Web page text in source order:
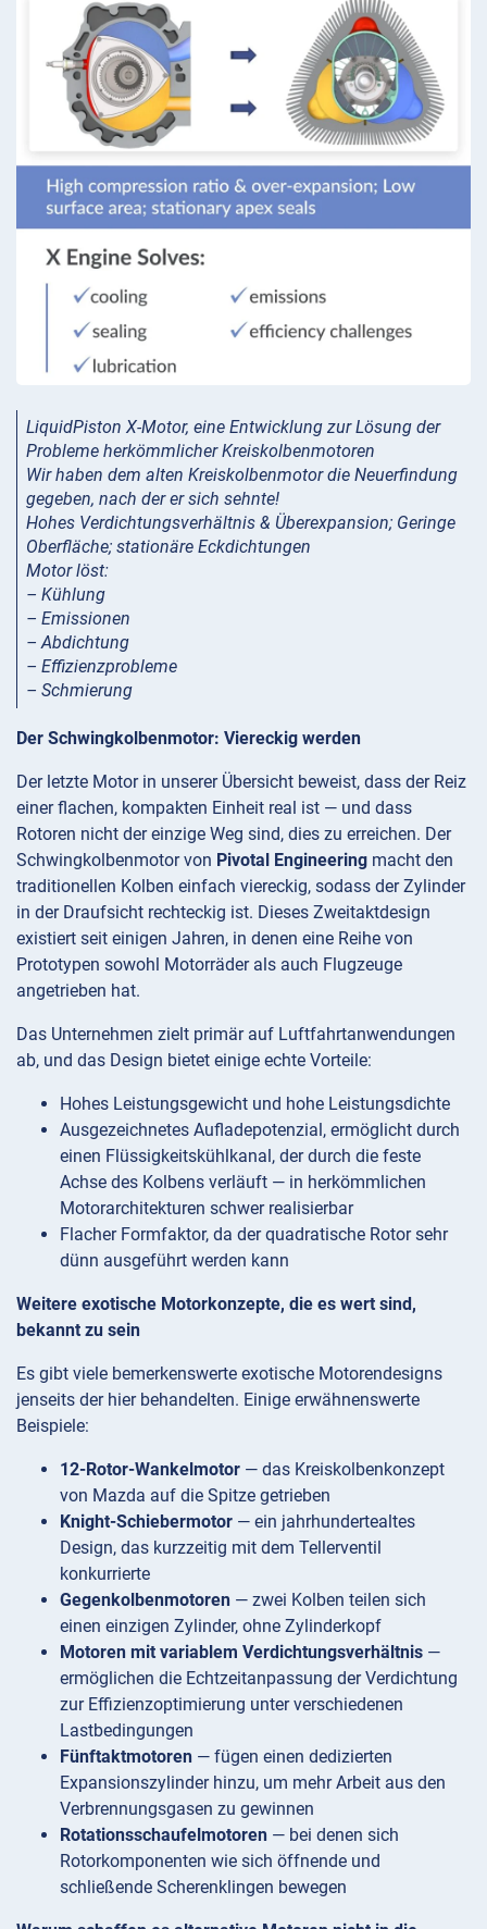
LiquidPiston X-Motor, eine Entwicklung zur Lösung der
Probleme herkömmlicher Kreiskolbenmotoren
Wir haben dem alten Kreiskolbenmotor die Neuerfindung
gegeben, nach der er sich sehnte!
Hohes Verdichtungsverhältnis & Überexpansion; Geringe
Oberfläche; stationäre Eckdichtungen
Motor löst:
– Kühlung
– Emissionen
– Abdichtung
– Effizienzprobleme
– Schmierung
Der Schwingkolbenmotor: Viereckig werden
Der letzte Motor in unserer Übersicht beweist, dass der Reiz
einer flachen, kompakten Einheit real ist — und dass
Rotoren nicht der einzige Weg sind, dies zu erreichen. Der
Schwingkolbenmotor von Pivotal Engineering macht den
traditionellen Kolben einfach viereckig, sodass der Zylinder
in der Draufsicht rechteckig ist. Dieses Zweitaktdesign
existiert seit einigen Jahren, in denen eine Reihe von
Prototypen sowohl Motorräder als auch Flugzeuge
angetrieben hat.
Das Unternehmen zielt primär auf Luftfahrtanwendungen
ab, und das Design bietet einige echte Vorteile:
Hohes Leistungsgewicht und hohe Leistungsdichte
Ausgezeichnetes Aufladepotenzial, ermöglicht durch
einen Flüssigkeitskühlkanal, der durch die feste
Achse des Kolbens verläuft — in herkömmlichen
Motorarchitekturen schwer realisierbar
Flacher Formfaktor, da der quadratische Rotor sehr
dünn ausgeführt werden kann
Weitere exotische Motorkonzepte, die es wert sind,
bekannt zu sein
Es gibt viele bemerkenswerte exotische Motorendesigns
jenseits der hier behandelten. Einige erwähnenswerte
Beispiele:
12-Rotor-Wankelmotor — das Kreiskolbenkonzept
von Mazda auf die Spitze getrieben
Knight-Schiebermotor — ein jahrhundertealtes
Design, das kurzzeitig mit dem Tellerventil
konkurrierte
Gegenkolbenmotoren — zwei Kolben teilen sich
einen einzigen Zylinder, ohne Zylinderkopf
Motoren mit variablem Verdichtungsverhältnis —
ermöglichen die Echtzeitanpassung der Verdichtung
zur Effizienzoptimierung unter verschiedenen
Lastbedingungen
Fünftaktmotoren — fügen einen dedizierten
Expansionszylinder hinzu, um mehr Arbeit aus den
Verbrennungsgasen zu gewinnen
Rotationsschaufelmotoren — bei denen sich
Rotorkomponenten wie sich öffnende und
schließende Scherenklingen bewegen